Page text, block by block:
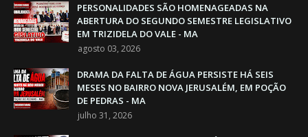
PERSONALIDADES SÃO HOMENAGEADAS NA
ABERTURA DO SEGUNDO SEMESTRE LEGISLATIVO
EM TRIZIDELA DO VALE - MA
agosto 03, 2026
DRAMA DA FALTA DE ÁGUA PERSISTE HÁ SEIS
MESES NO BAIRRO NOVA JERUSALÉM, EM POÇÃO
DE PEDRAS - MA
julho 31, 2026